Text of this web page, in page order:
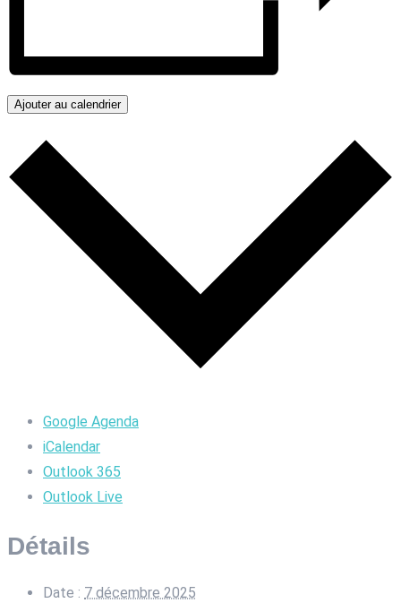
Ajouter au calendrier
Google Agenda
iCalendar
Outlook 365
Outlook Live
Détails
Date : 7 décembre 2025